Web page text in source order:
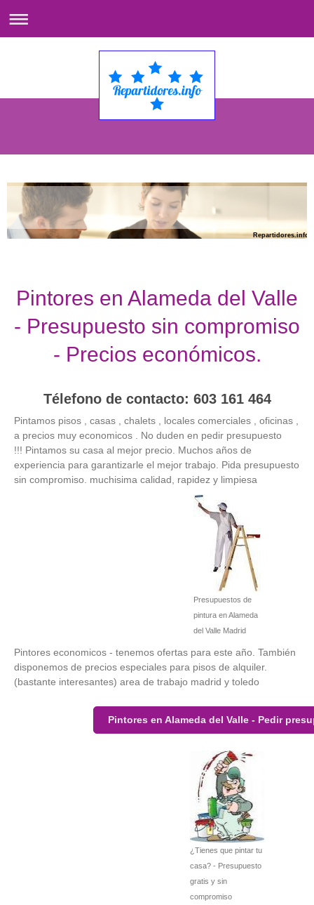
Repartidores.info
Pintores en Alameda del Valle
- Presupuesto sin compromiso
- Precios económicos.
Télefono de contacto: 603 161 464
Pintamos pisos , casas , chalets , locales comerciales , oficinas ,
a precios muy economicos . No duden en pedir presupuesto
!!! Pintamos su casa al mejor precio. Muchos años de
experiencia para garantizarle el mejor trabajo. Pida presupuesto
sin compromiso. muchisima calidad, rapidez y limpiesa
Presupuestos de
pintura en Alameda
del Valle Madrid
Pintores economicos - tenemos ofertas para este año. También
disponemos de precios especiales para pisos de alquiler.
(bastante interesantes) area de trabajo madrid y toledo
Pintores en Alameda del Valle - Pedir
¿Tienes que pintar tu
casa? - Presupuesto
gratis y sin
compromiso